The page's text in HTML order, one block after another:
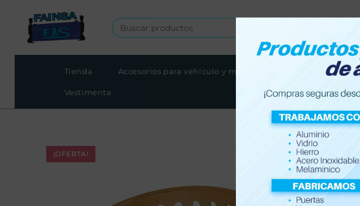
Tienda Accesorios para vehículo y moto Accesorios de hogar
Vestimenta
¡OFERTA!